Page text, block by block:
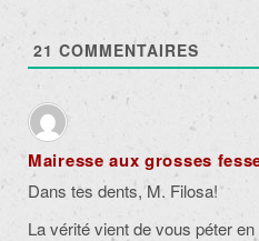
21 COMMENTAIRES
Mairesse aux grosses
Dans tes dents, M. Filosa!
La vérité vient de vous péter